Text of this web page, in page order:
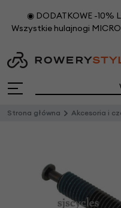
◉ DODATKOWE -10%
Wszystkie hulajnogi
Strona główna Akcesoria i